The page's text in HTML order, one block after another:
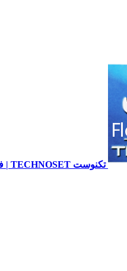
تکنوست TECHNOSET | فروش تعمیرات آموزش برنامه نویسی cnc زیمنس فانوک هایدن siemens ,fanuc, heidenhain ,hust, gsk